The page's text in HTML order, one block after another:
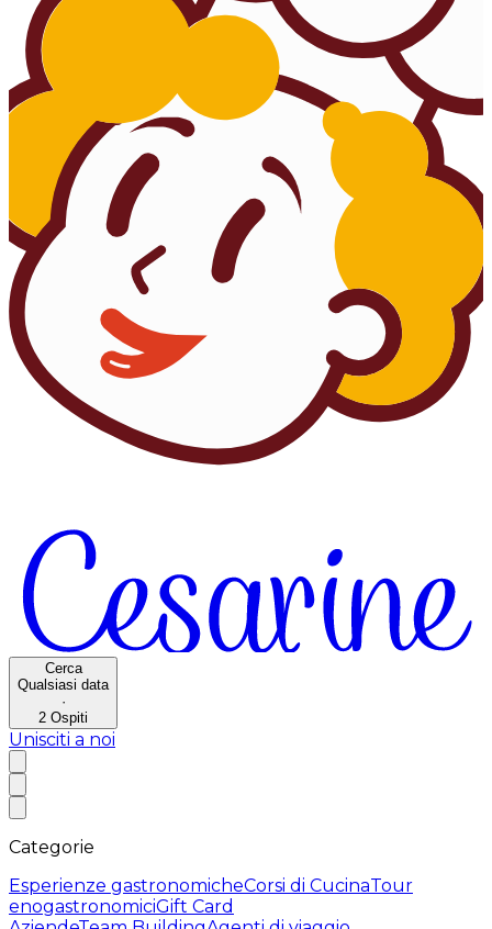
Cerca
Qualsiasi data
·
2 Ospiti
Unisciti a noi
Categorie
Esperienze gastronomicheCorsi di CucinaTour
enogastronomiciGift Card